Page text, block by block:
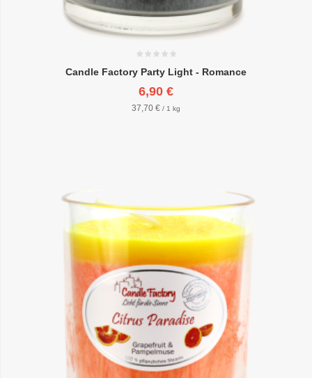
Candle Factory Party Light - Romance
6,90 €
37,70 € / 1 kg